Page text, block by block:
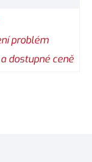
problém
dostupné ceně